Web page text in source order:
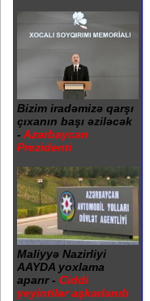
Bizim iradəmizə qarşı
çıxanın başı əziləcək
- Azərbaycan
Prezidenti
Maliyyə Nazirliyi
AAYDA yoxlama
aparır - Ciddi
yeyintilər aşkarlanıb